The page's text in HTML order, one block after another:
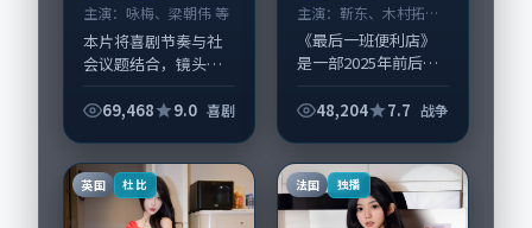
主演： 咏梅、梁朝伟 等
本片将喜剧节奏与社
会议题结合，镜头语
《路口与公寓楼》由
景与声音设计凸显泰
国城市质感，适合偏
69,468 9.0 喜剧
主演：靳东、木村拓哉
等
《最后一班便利店》
是一部2025年前后推
韦斯·安德森执导，
参与重要戏份。故事
围绕当代都市中...
48,204 7.7 战争
英国 杜比 法国 独播